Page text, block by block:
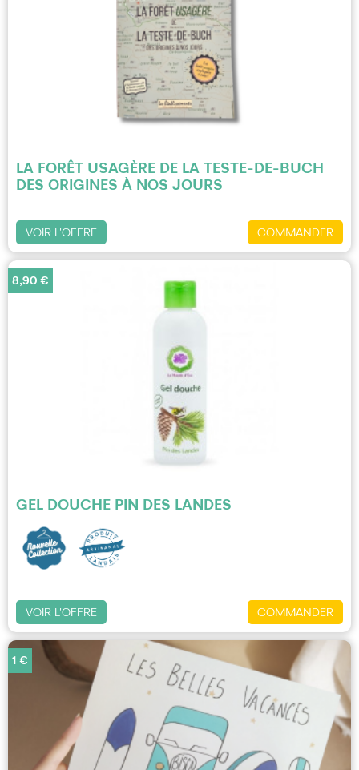
LA FORÊT USAGÈRE DE LA TESTE-DE-BUCH
DES ORIGINES À NOS JOURS
COMMANDER
VOIR L'OFFRE
GEL DOUCHE PIN DES LANDES
COMMANDER
VOIR L'OFFRE
8,90 €
1 €